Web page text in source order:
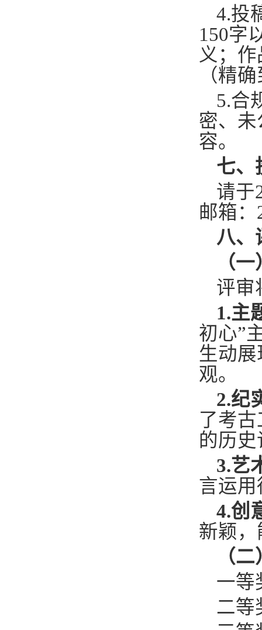
4.投
150字
义；
（精
5.合
密、
容。
七、
请于
邮箱：
八、
（
评审
1.主
初心”
生动
观。
2.纪
了考
的历
3.艺
言运
4.创
新颖
（
一等
二等